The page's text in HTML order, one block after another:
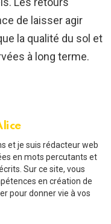
de laisser agir
la qualité du sol et
à long terme.
et je suis rédacteur web
en mots percutants et
Sur ce site, vous
en création de
pour donner vie à vos